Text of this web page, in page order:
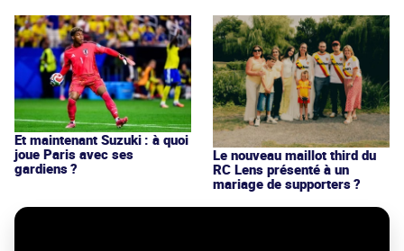
Et maintenant Suzuki : à quoi
joue Paris avec ses
gardiens ?
Le nouveau maillot third du
RC Lens présenté à un
mariage de supporters ?